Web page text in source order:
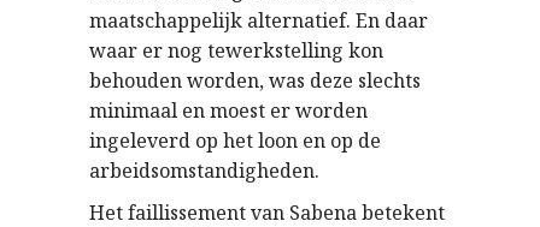
maatschappelijk alternatief. En daar
waar er nog tewerkstelling kon
behouden worden, was deze slechts
minimaal en moest er worden
ingeleverd op het loon en op de
arbeidsomstandigheden.
Het faillissement van Sabena betekent